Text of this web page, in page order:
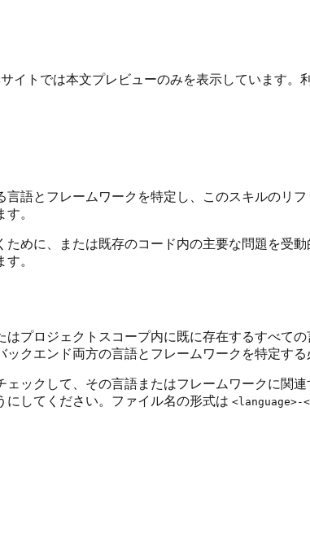
イトでは本文プレビューのみを表示しています。
語とフレームワークを特定し、このスキルのリ
。
めに、または既存のコード内の主要な問題を受
。
プロジェクトスコープ内に既に存在するすべて
クエンド両方の言語とフレームワークを特定する
ックして、その言語またはフレームワークに関
してください。ファイル名の形式は <language>-